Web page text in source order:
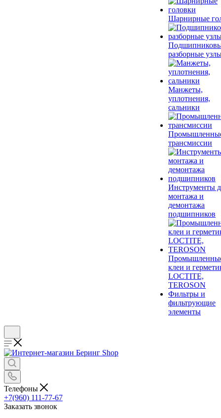
Шарнирные
разборные
Манжеты,
уплотнения,
сальники
трансмиссии
Инструменты
монтажа и
демонтажа
подшипников
клеи и
LOCTITE,
TEROSON
Фильтры и
фильтрующие
элементы
Телефоны
+7(960) 111-77-67
Заказать звонок